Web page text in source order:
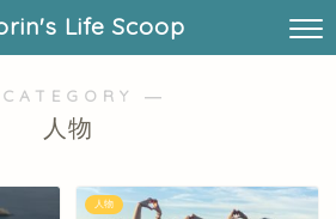
Life Scoop
―
人物
人物